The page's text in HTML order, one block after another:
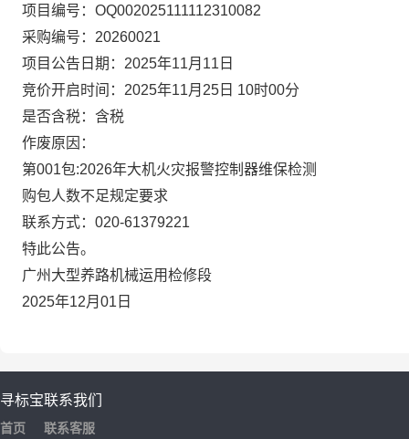
项目编号： OQ002025111112310082
采购编号： 20260021
项目公告日期： 2025年11月11日
竞价开启时间： 2025年11月25日 10时00分
是否含税： 含税
作废原因：
第001包:2026年大机火灾报警控制器维保检测
购包人数不足规定要求
联系方式：020-61379221
特此公告。
广州大型养路机械运用检修段
2025年12月01日
寻标宝
首页
联系我们
联系客服